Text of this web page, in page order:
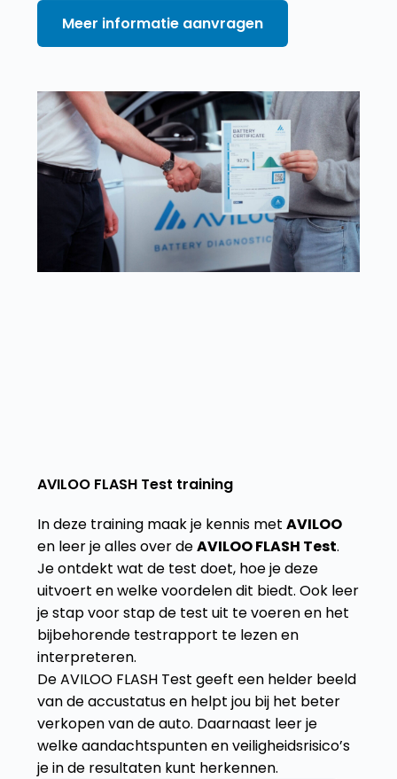
Meer informatie aanvragen
AVILOO FLASH Test training
In deze training maak je kennis metAVILOO
en leer je alles over deAVILOO FLASH Test.
Je ontdekt wat de test doet, hoe je deze
uitvoert en welke voordelen dit biedt. Ook leer
je stap voor stap de test uit te voeren en het
bijbehorende testrapport te lezen en
interpreteren.
De AVILOO FLASH Test geeft een helder beeld
van de accustatus en helpt jou bij het beter
verkopen van de auto. Daarnaast leer je
welke aandachtspunten en veiligheidsrisico’s
je in de resultaten kunt herkennen.